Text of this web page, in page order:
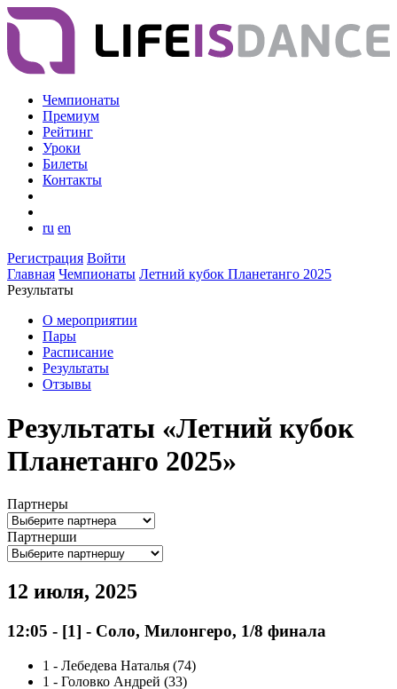
Чемпионаты
Премиум
Рейтинг
Уроки
Билеты
Контакты
ru en
Регистрация Войти
Главная Чемпионаты Летний кубок Планетанго 2025
Результаты
О мероприятии
Пары
Расписание
Результаты
Отзывы
Результаты «Летний кубок
Планетанго 2025»
Партнеры
Партнерши
12 июля, 2025
12:05 - [1] - Соло, Милонгеро, 1/8 финала
1 - Лебедева Наталья (74)
1 - Головко Андрей (33)